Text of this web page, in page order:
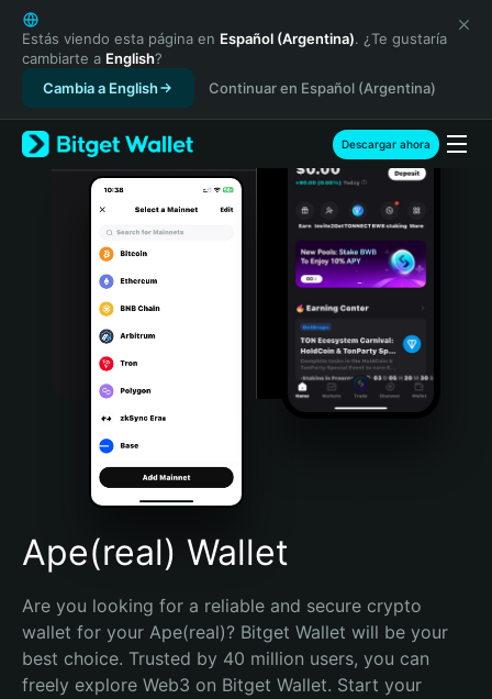
English
日本語
Tiếng Việt
Русский
Español (Latinoamérica)
Türkçe
Italiano
Português (Portugal)
Bahasa Indonesia
Português (Brasil)
Español (Argentina)
Estás viendo esta página en Español (Argentina). ¿Te gustaría
cambiarte a English?
Cambia a English
Continuar en Español (Argentina)
Descargar ahora
Ape(real) Wallet
Are you looking for a reliable and secure crypto
wallet for your Ape(real)? Bitget Wallet will be your
best choice. Trusted by 40 million users, you can
freely explore Web3 on Bitget Wallet. Start your